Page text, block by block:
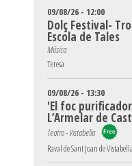
09/08/26 - 12:00
Dolç Festival-
Escola de Tales
Música
Teresa
09/08/26 - 13:30
'El foc
L’Armelar de
Teatro - Vistabella
Raval de Sant Joan de Vistabella